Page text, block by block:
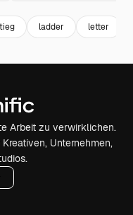
ladder letter
Arbeit zu verwirklichen.
Unternehmen,